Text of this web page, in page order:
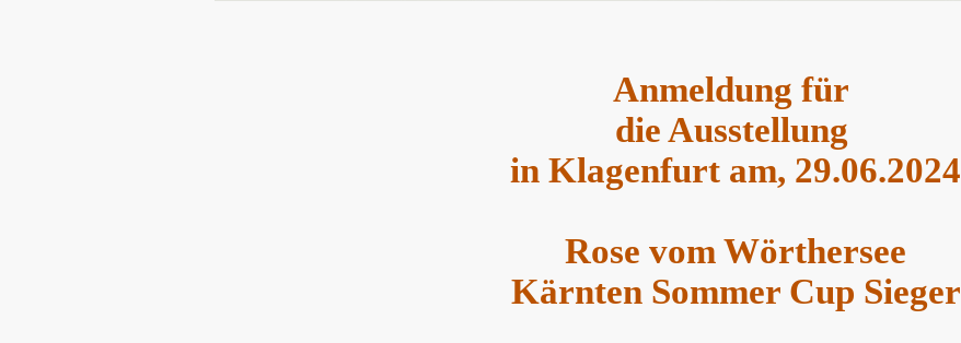
Anmeldung für
die Ausstellung
in Klagenfurt am, 29.06.2024
Rose vom Wörthersee
Kärnten Sommer Cup Sieger